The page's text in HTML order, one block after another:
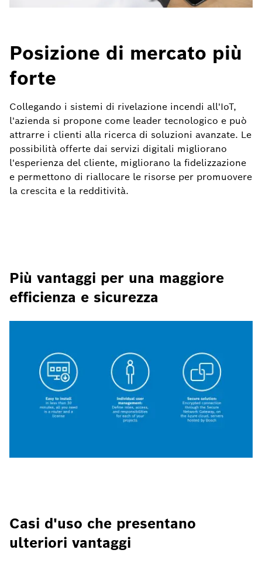
Posizione di mercato più
forte
Collegando i sistemi di rivelazione incendi all'IoT,
l'azienda si propone come leader tecnologico e può
attrarre i clienti alla ricerca di soluzioni avanzate. Le
possibilità offerte dai servizi digitali migliorano
l'esperienza del cliente, migliorano la fidelizzazione
e permettono di riallocare le risorse per promuovere
la crescita e la redditività.
Più vantaggi per una maggiore
efficienza e sicurezza
Casi d'uso che presentano
ulteriori vantaggi